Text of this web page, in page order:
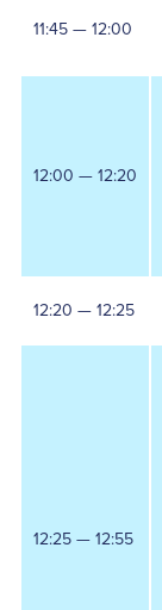
11:45 — 12:00
12:00 — 12:20
12:20 — 12:25
12:25 — 12:55